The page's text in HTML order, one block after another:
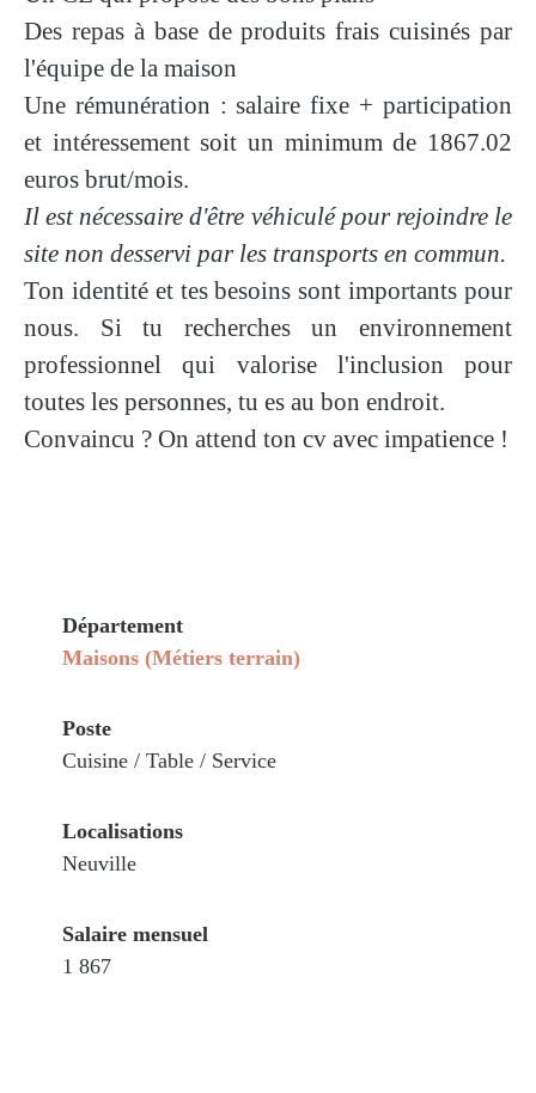
Des repas à base de produits frais cuisinés par
l'équipe de la maison
Une rémunération : salaire fixe + participation
et intéressement soit un minimum de 1867.02
euros brut/mois.
Il est nécessaire d'être véhiculé pour rejoindre le
site non desservi par les transports en commun.
Ton identité et tes besoins sont importants pour
nous. Si tu recherches un environnement
professionnel qui valorise l'inclusion pour
toutes les personnes, tu es au bon endroit.
Convaincu ? On attend ton cv avec impatience !
Département
Maisons (Métiers terrain)
Poste
Cuisine / Table / Service
Localisations
Neuville
Salaire mensuel
1 867